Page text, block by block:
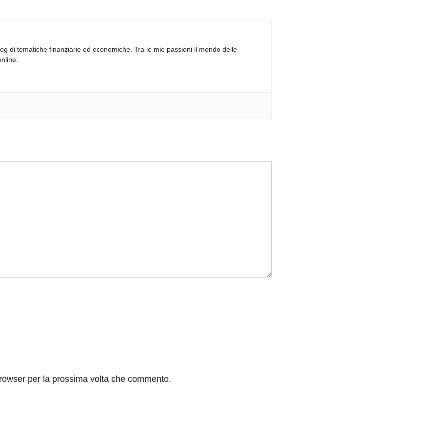
di tematiche finanziarie ed economiche. Tra le mie passioni il mondo delle
per la prossima volta che commento.